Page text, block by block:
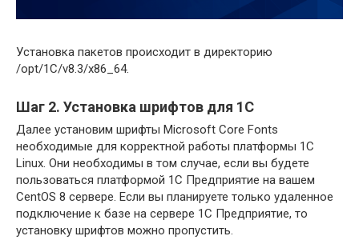
Установка пакетов происходит в директорию
/opt/1C/v8.3/x86_64.
Шаг 2. Установка шрифтов для 1С
Далее установим шрифты Microsoft Core Fonts
необходимые для корректной работы платформы 1С
Linux. Они необходимы в том случае, если вы будете
пользоваться платформой 1С Предприятие на вашем
CentOS 8 сервере. Если вы планируете только удаленное
подключение к базе на сервере 1С Предприятие, то
установку шрифтов можно пропустить.